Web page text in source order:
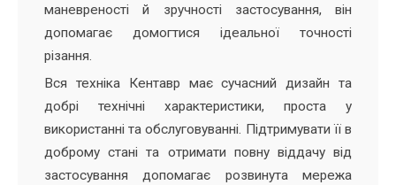
маневреності й зручності застосування, він
допомагає домогтися ідеальної точності
різання.
Вся техніка Кентавр має сучасний дизайн та
добрі технічні характеристики, проста у
використанні та обслуговуванні. Підтримувати її в
доброму стані та отримати повну віддачу від
застосування допомагає розвинута мережа